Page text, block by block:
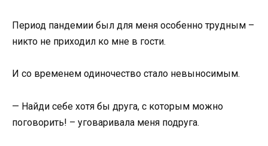
Период пандемии был для меня особенно трудным –
никто не приходил ко мне в гости.
И со временем одиночество стало невыносимым.
— Найди себе хотя бы друга, с которым можно
поговорить! – уговаривала меня подруга.